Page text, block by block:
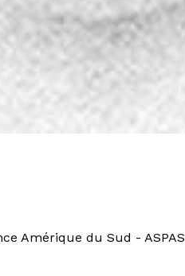
Amérique du Sud - ASPAS